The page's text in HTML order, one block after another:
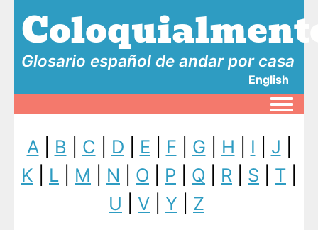
Glosario español de andar por casa
English
A B C D E F G H I J
K
L M N O P Q R S T
U
V Y Z